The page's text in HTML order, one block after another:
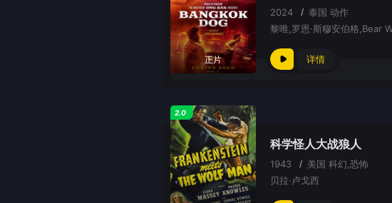
正片
2024 / 泰国动作
详情
2.0
科学怪人大战狼人
1943 / 美国科幻,恐怖
贝拉·卢戈西